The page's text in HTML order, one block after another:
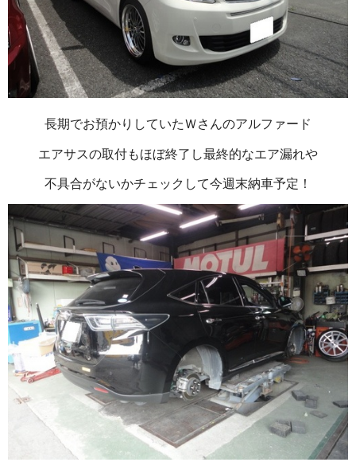
長期でお預かりしていたＷさんのアルファード
エアサスの取付もほぼ終了し最終的なエア漏れや
不具合がないかチェックして今週末納車予定！